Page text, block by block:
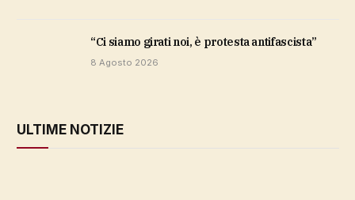
“Ci siamo girati noi, è protesta antifascista”
8 Agosto 2026
ULTIME NOTIZIE